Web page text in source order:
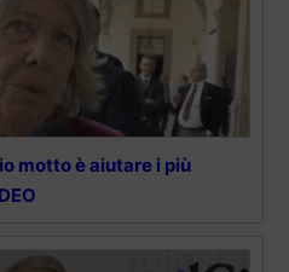
motto è aiutare i più